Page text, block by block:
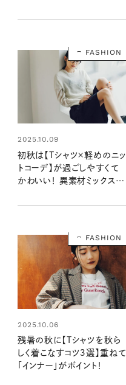
FASHION
2025.10.09
初秋は【Tシャツ×軽めのニッ
トコーデ】が過ごしやすくて
かわいい！ 異素材ミックスで
FASHION
2025.10.06
残暑の秋に【Tシャツを秋ら
しく着こなすコツ３選】重ねて
「インナー」がポイント！